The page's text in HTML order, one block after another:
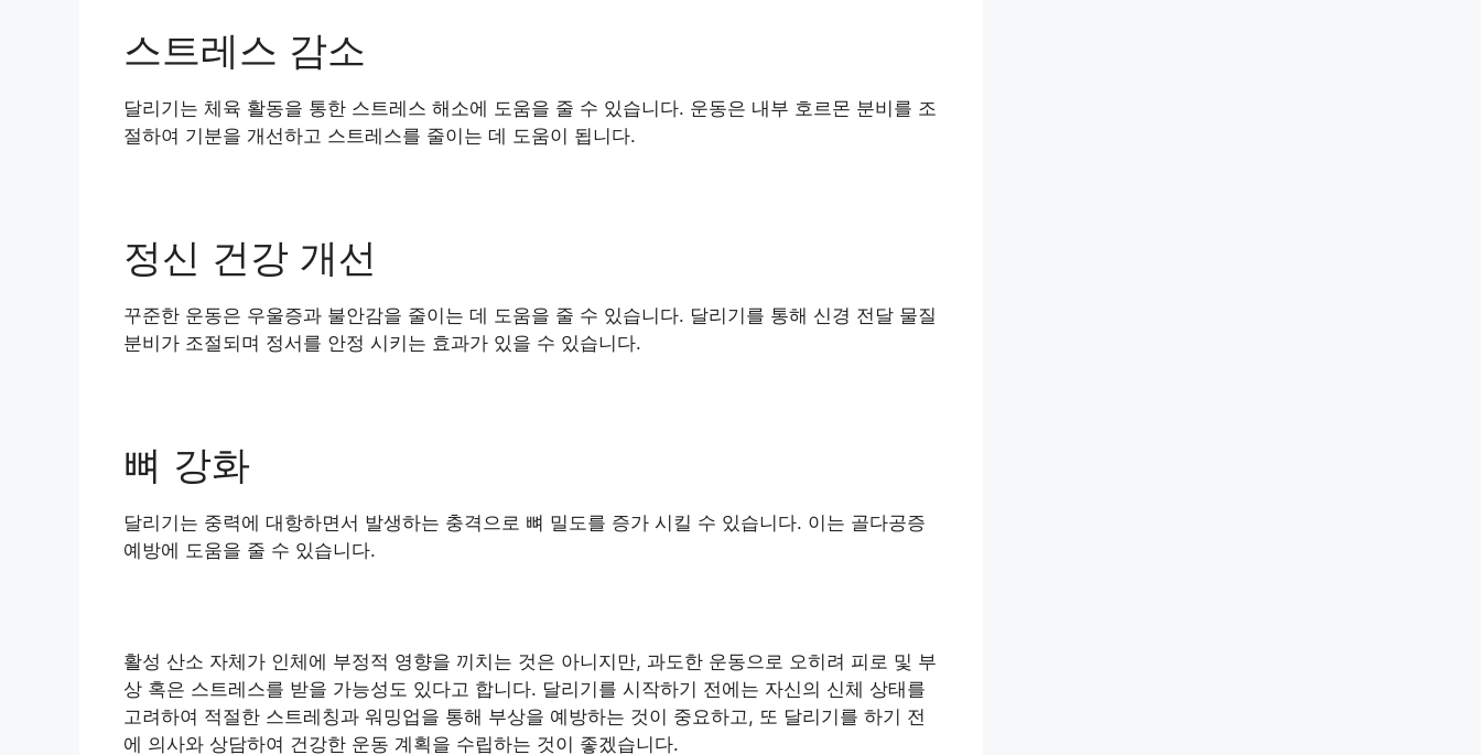
스트레스 감소
달리기는 체육 활동을 통한 스트레스 해소에 도움을 줄 수 있습니다. 운동은 내부 호르몬 분비를 조
절하여 기분을 개선하고 스트레스를 줄이는 데 도움이 됩니다.
정신 건강 개선
꾸준한 운동은 우울증과 불안감을 줄이는 데 도움을 줄 수 있습니다. 달리기를 통해 신경 전달 물질
분비가 조절되며 정서를 안정 시키는 효과가 있을 수 있습니다.
뼈 강화
달리기는 중력에 대항하면서 발생하는 충격으로 뼈 밀도를 증가 시킬 수 있습니다. 이는 골다공증
예방에 도움을 줄 수 있습니다.
활성 산소 자체가 인체에 부정적 영향을 끼치는 것은 아니지만, 과도한 운동으로 오히려 피로 및 부
상 혹은 스트레스를 받을 가능성도 있다고 합니다. 달리기를 시작하기 전에는 자신의 신체 상태를
고려하여 적절한 스트레칭과 워밍업을 통해 부상을 예방하는 것이 중요하고, 또 달리기를 하기 전
에 의사와 상담하여 건강한 운동 계획을 수립하는 것이 좋겠습니다.